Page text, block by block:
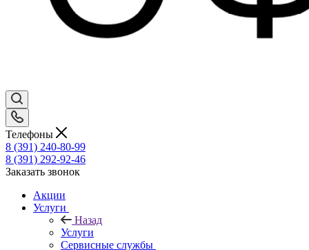
Телефоны
8 (391) 240-80-99
8 (391) 292-92-46
Заказать звонок
Акции
Услуги
Назад
Услуги
Сервисные службы